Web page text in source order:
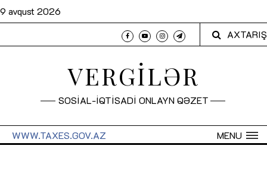
9 avqust 2026
AXTARIŞ
VERGİLƏR
SOSİAL-İQTİSADİ ONLAYN QƏZET
MENU
WWW.TAXES.GOV.AZ